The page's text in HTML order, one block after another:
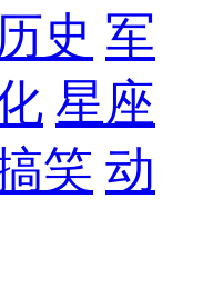
历史 军
星座
笑 动